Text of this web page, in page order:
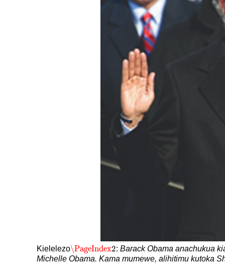
Kielelezo\PageIndex2
\PageIndex2: Barack Obama anachukua
Michelle Obama. Kama mumewe, alihitimu kutoka